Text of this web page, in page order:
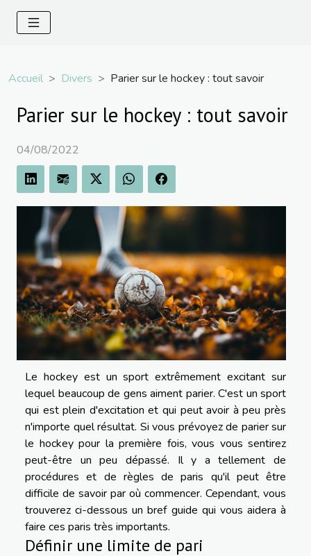
Accueil Divers Parier sur le hockey : tout savoir
Parier sur le hockey : tout savoir
04/08/2022
Le hockey est un sport extrêmement excitant sur
lequel beaucoup de gens aiment parier. C'est un sport
qui est plein d'excitation et qui peut avoir à peu près
n'importe quel résultat. Si vous prévoyez de parier sur
le hockey pour la première fois, vous vous sentirez
peut-être un peu dépassé. Il y a tellement de
procédures et de règles de paris qu'il peut être
difficile de savoir par où commencer. Cependant, vous
trouverez ci-dessous un bref guide qui vous aidera à
faire ces paris très importants.
Définir une limite de pari